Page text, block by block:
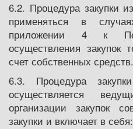
6.2. Процедура закупки
применяться в
приложении 4 к
осуществления закупок
счет собственных средств.
6.3. Процедура
осуществляется
организации закупок
закупки и включает в себя: